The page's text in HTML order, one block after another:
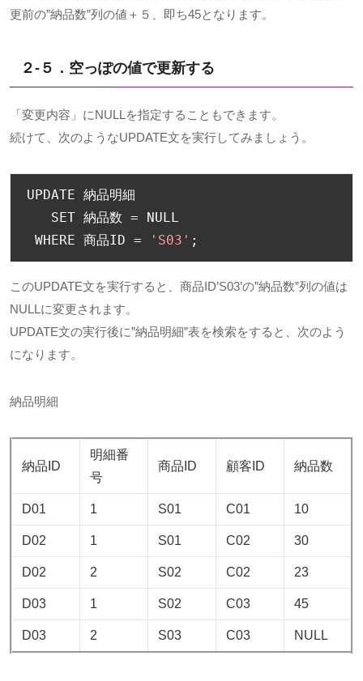
更前の”納品数”列の値＋５、即ち45となります。
２-５．空っぽの値で更新する
「変更内容」にNULLを指定することもできます。
続けて、次のようなUPDATE文を実行してみましょう。
UPDATE 納品明細
   SET
納品数 = NULL
WHERE 商品ID = 'S03' ;
このUPDATE文を実行すると、商品ID’S03’の”納品数”列の値は
NULLに変更されます。
UPDATE文の実行後に”納品明細”表を検索をすると、次のよう
になります。
納品明細
納品ID
明細番
号
商品ID 顧客ID 納品数
D01 1 S01 C01 10
D02 1 S01 C02 30
D02 2 S02 C02 23
D03 1 S02 C03 45
D03 2 S03 C03 NULL